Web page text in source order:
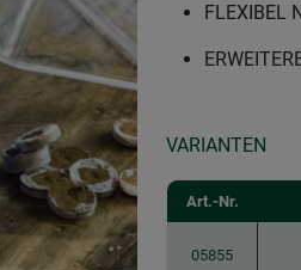
FLEXIBEL
VARIANTEN
Art.-Nr.
05855